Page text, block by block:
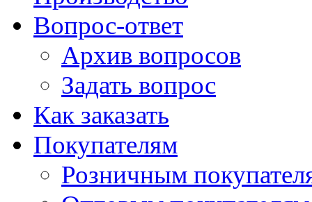
Вопрос-ответ
Архив вопросов
Задать вопрос
Как заказать
Покупателям
Розничным